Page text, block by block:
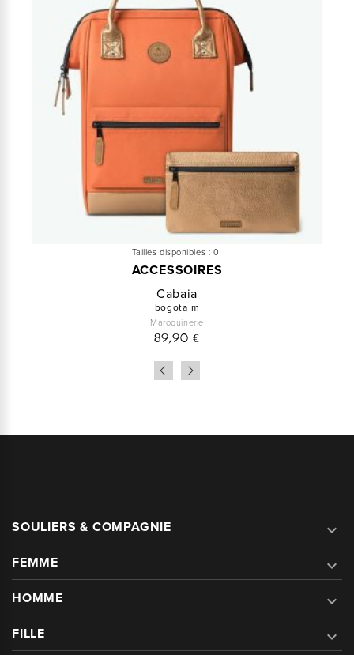
Tailles disponibles : 0
ACCESSOIRES
Cabaia
bogota m
Maroquinerie
89,90 €
SOULIERS & COMPAGNIE 
FEMME 
HOMME 
FILLE 